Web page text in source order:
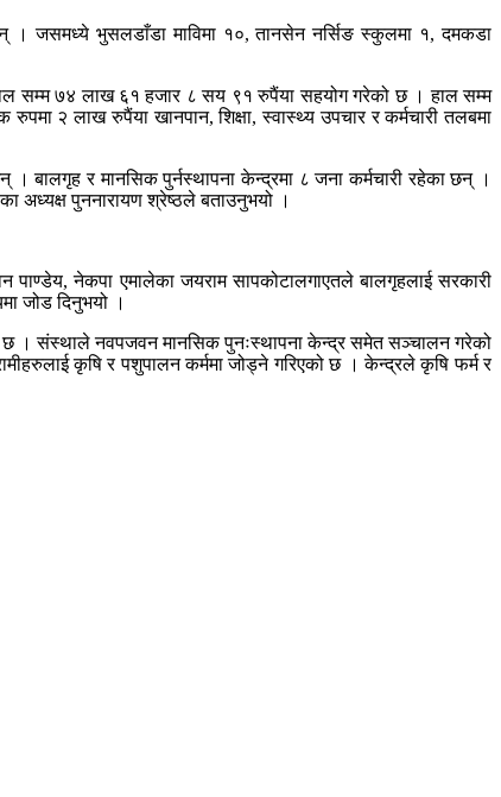
। जसमध्ये भुसलडाँडा माविमा १०, तानसेन नर्सिङ स्कुलमा १, दमकडा
हाल सम्म ७४ लाख ६१ हजार ८ सय ९१ रुपैंया सहयोग गरेको छ । हाल सम्म
२ लाख रुपैंया खानपान, शिक्षा, स्वास्थ्य उपचार र कर्मचारी तलबमा
। बालगृह र मानसिक पुर्नस्थापना केन्द्रमा ८ जना कर्मचारी रहेका छन् ।
अध्यक्ष पुननारायण श्रेष्ठले बताउनुभयो ।
पाण्डेय, नेकपा एमालेका जयराम सापकोटालगाएतले बालगृहलाई सरकारी
जोड दिनुभयो ।
छ । संस्थाले नवपजवन मानसिक पुनःस्थापना केन्द्र समेत सञ्चालन गरेको
कृषि र पशुपालन कर्ममा जोड्ने गरिएको छ । केन्द्रले कृषि फर्म र